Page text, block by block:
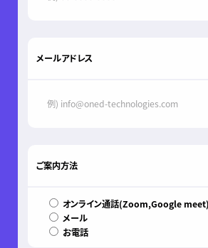
メールアドレス
ご案内方法
オンライン通話(Zoom,Google meet)
メール
お電話